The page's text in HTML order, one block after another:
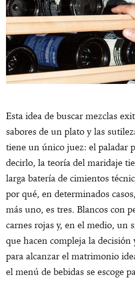
Esta idea de buscar mezclas
sabores de un plato y las
tiene un único juez: el paladar
decirlo, la teoría del maridaje
larga batería de cimientos
por qué, en determinados
más uno, es tres. Blancos con
carnes rojas y, en el medio, un
que hacen compleja la
para alcanzar el matrimonio
el menú de bebidas se escoge